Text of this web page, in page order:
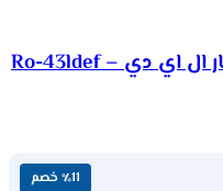
شاشة 43 بوصة اركو بدون إطار ال اي دي Ro-43ldef –
٪11 خصم